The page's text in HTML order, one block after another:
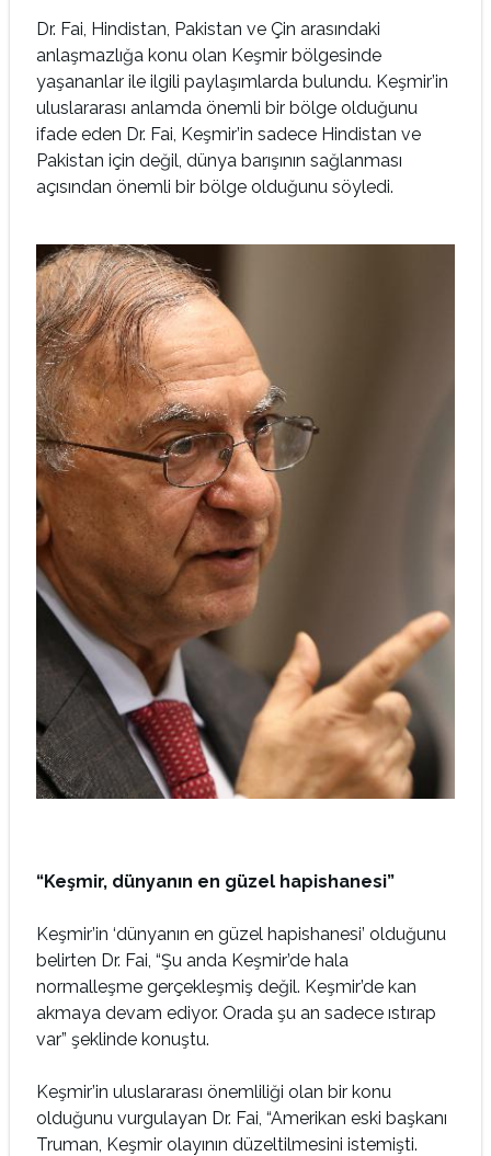
Dr. Fai, Hindistan, Pakistan ve Çin arasındaki
anlaşmazlığa konu olan Keşmir bölgesinde
yaşananlar ile ilgili paylaşımlarda bulundu. Keşmir’in
uluslararası anlamda önemli bir bölge olduğunu
ifade eden Dr. Fai, Keşmir’in sadece Hindistan ve
Pakistan için değil, dünya barışının sağlanması
açısından önemli bir bölge olduğunu söyledi.
“Keşmir, dünyanın en güzel hapishanesi”
Keşmir’in ‘dünyanın en güzel hapishanesi’ olduğunu
belirten Dr. Fai, “Şu anda Keşmir’de hala
normalleşme gerçekleşmiş değil. Keşmir’de kan
akmaya devam ediyor. Orada şu an sadece ıstırap
var” şeklinde konuştu.
Keşmir’in uluslararası önemliliği olan bir konu
olduğunu vurgulayan Dr. Fai, “Amerikan eski başkanı
Truman, Keşmir olayının düzeltilmesini istemişti.